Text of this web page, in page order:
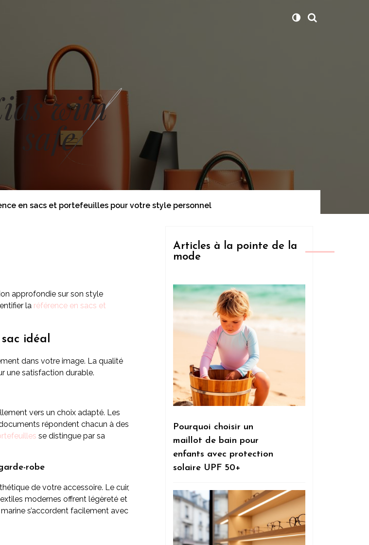
en sacs et portefeuilles pour votre style personnel
approfondie sur son style
la référence en sacs et
idéal
dans votre image. La qualité
une satisfaction durable.
vers un choix adapté. Les
répondent chacun à des
se distingue par sa
robe
de votre accessoire. Le cuir,
modernes offrent légèreté et
s’accordent facilement avec
Articles à la pointe de la
mode
Pourquoi choisir un
maillot de bain pour
enfants avec protection
solaire UPF 50+